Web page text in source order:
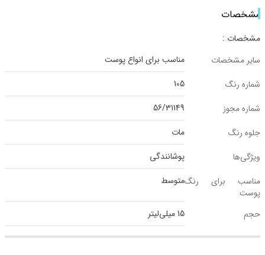
مشخصات
مشخصات :
سایر مشخصات
مناسب برای انواع پوست
شماره رنگ
105
شماره مجوز
56/31149
جلوه رنگ
مات
ویژگی‌ها
پوشانندگی
مناسب برای رنگ
پوست
متوسط
حجم 15 میلی‌لیتر